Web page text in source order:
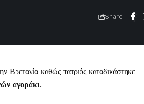
Share
Βρετανία καθώς πατριός καταδικάστηκε
αγοράκι.